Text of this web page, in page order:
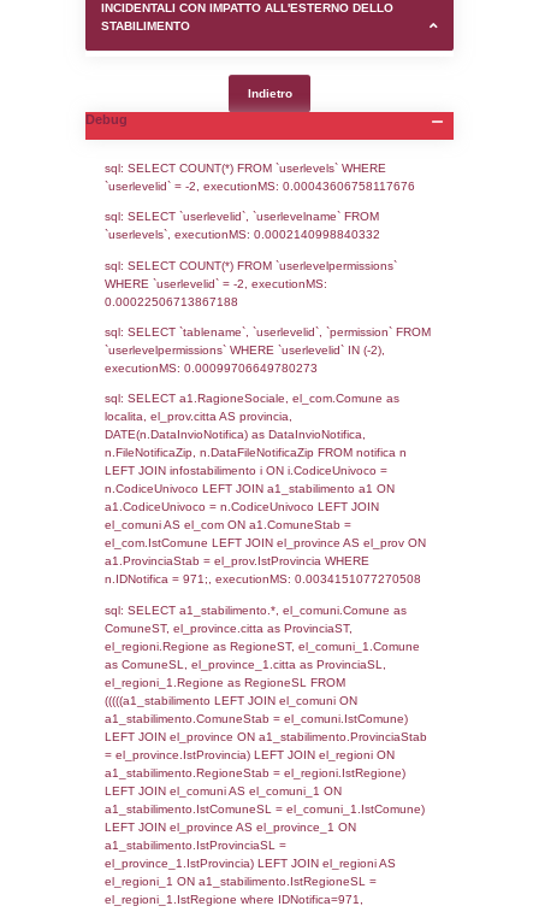
SEZIONE D (pubblico) - INFORMAZIONI
CONTROLLO A CUI è SOGGETTO LO
DELL'AMBIENTE/TERRITORIO
STABILIMENTO
SEZIONE H (pubblico) - DESCRIZIONE
STABILIMENTO E RIEPILOGO SOSTANZE
DI CUI ALL'ALLEGATO 1 DEL DECRETO
DELLA DIRETTIVA 2012/18/UE
SEZIONE L (pubblico) - INFORMAZIONI
INCIDENTALI CON IMPATTO
STABILIMENTO
Indietro
Debug
sql: SELECT COUNT(*) FROM `userlevels`
`userlevelid` = -2, executionMS: